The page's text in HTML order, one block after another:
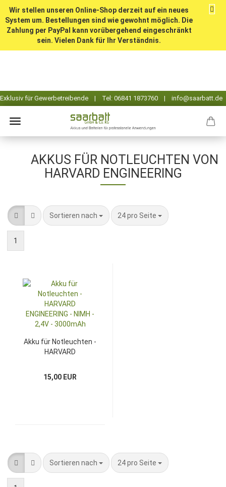
Wir stellen unseren Online-Shop derzeit auf ein neues
System um. Bestellungen sind wie gewohnt möglich. Die
Zahlung per PayPal kann vorübergehend eingeschränkt
sein. Vielen Dank für Ihr Verständnis.
AKKUS FÜR NOTLEUCHTEN VON
HARVARD ENGINEERING
Sortieren nach
Sortieren nach 24 pro Seite
pro Seite
1
Akku für Notleuchten -
HARVARD
15,00 EUR
Sortieren nach
Sortieren nach 24 pro Seite
pro Seite